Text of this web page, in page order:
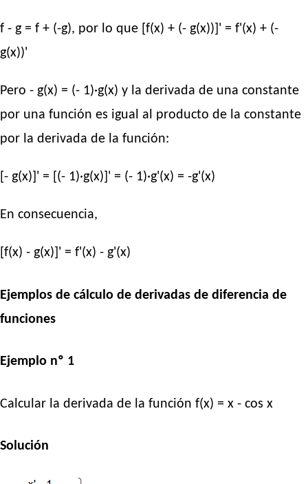
f - g = f + (-g), por lo que [f(x) + (- g(x))]' = f'(x) + (-
g(x))'
Pero - g(x) = (- 1)·g(x) y la derivada de una constante
por una función es igual al producto de la constante
por la derivada de la función:
[- g(x)]' = [(- 1)·g(x)]' = (- 1)·g'(x) = -g'(x)
En consecuencia,
[f(x) - g(x)]' = f'(x) - g'(x)
Ejemplos de cálculo de derivadas de diferencia de
funciones
Ejemplo nº 1
Calcular la derivada de la función f(x) = x - cos x
Solución